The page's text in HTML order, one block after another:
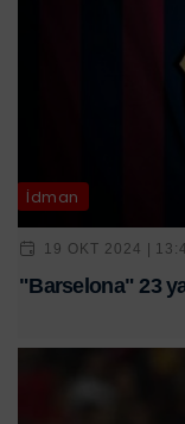
İdman
19 OKT 2024 |
"Barselona" 23